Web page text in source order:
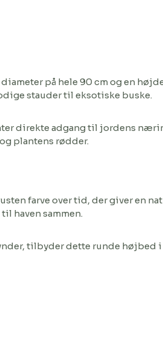
på hele 90 cm og en
stauder til eksotiske buske.
direkte adgang til jordens
plantens rødder.
farve over tid, der giver en
haven sammen.
tilbyder dette runde